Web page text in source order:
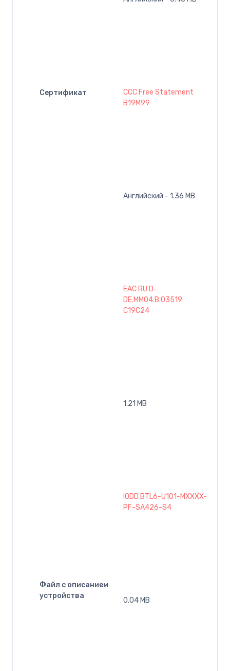
Сертификат
CCC Free Statement
B19M99
Английский - 1.36 MB
EAC RU D-
DE.MM04.B.03519
C19C24
1.21 MB
Файл с описанием
устройства
IODD BTL6-U101-MXXXX-
PF-SA426-S4
0.04 MB